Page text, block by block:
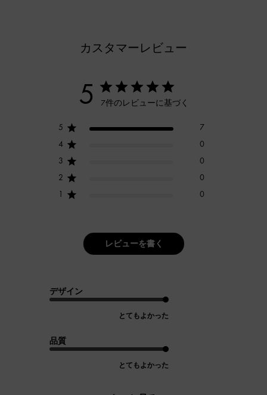
カスタマーレビュー
5 7件のレビューに基づく
5
7
4
0
3
0
2
0
1
0
レビューを書く
デザイン
とてもよかった
品質
とてもよかった